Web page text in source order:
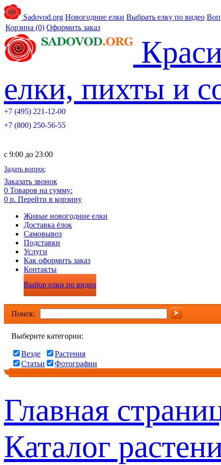
Sadovod.org Новогодние елки Выбрать елку по видео
Корзина (0) Оформить заказ
елки, пихты и
+7 (495) 221-12-00
+7 (800) 250-56-55
c 9:00 до 23:00
Задать вопрос
Заказать звонок
0 Товаров на сумму:
0 р. Перейти в корзину
Живые новогодние елки
Доставка ёлок
Самовывоз
Подставки
Услуги
Как оформить заказ
Контакты
Выбор елки по видео
Поиск:
Выберите категории:
Везде
Растения
Статьи
Фотографии
Главная
Каталог